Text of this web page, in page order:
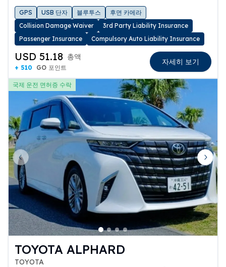
数でのご利用の際には、送迎車両にご乗車
いただけない場合がありますので、その際
には、運転される皆様の免許証を代表者様
にお預けをいただき、代表者様のみ店舗に
同行いただき受付をさせていただきます。
※空港送迎が対応できない場合はタクシー
手配にて対応することもございます。
※当店の全ての車両は禁煙、ペットとの同
乗は不可となっております。
※水着、ウェットスーツ着用での乗車はお
断りしております。
※送迎ご希望の方は便名を必ずご明記いた
だくようおねがいいたします。
※便名が未記入、または不明の場合は事前
にご返信いただくかお電話にてご連絡をお
願いいたします。
※便名無記入、航空機の到着予定時刻のみ
記載で連絡ない場合は送迎の手配ができ
ず、送迎は不要と判断させていただきます
たします。
GPS USB 단자 블루투스
후면 카메라
Collision Damage Waiver
3rd Party Liability Insurance
Passenger Insurance
Compulsory Auto Liability Insurance
USD 51.18 총액
+ 510 GO 포인트
자세히 보기
국제 운전 면허증 수락
Previous slide Next
TOYOTA ALPHARD
TOYOTA